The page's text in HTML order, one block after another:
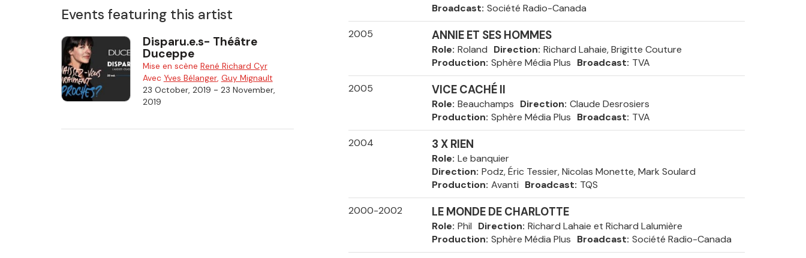
Events featuring this artist
Disparu.e.s- Théâtre
Duceppe
Mise en scène René Richard Cyr
Avec Yves Bélanger, Guy Mignault
23 October, 2019 - 23 November,
2019
Broadcast Société Radio-Canada
2005 ANNIE ET SES HOMMES
Role Roland Direction Richard Lahaie, Brigitte Couture
Production Sphère Média Plus Broadcast TVA
2005 VICE CACHÉ II
Role Beauchamps Direction Claude Desrosiers
Production Sphère Média Plus Broadcast TVA
2004 3 X RIEN
Role Le banquier
Direction Podz, Éric Tessier, Nicolas Monette, Mark Soulard
Production Avanti Broadcast TQS
2000-2002 LE MONDE DE CHARLOTTE
Role Phil Direction Richard Lahaie et Richard Lalumière
Production Sphère Média Plus Broadcast Société Radio-Canada